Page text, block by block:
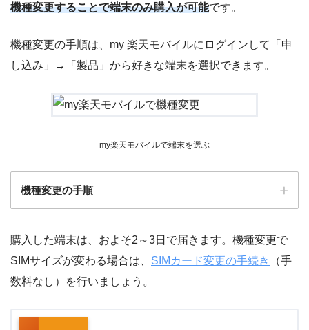
機種変更することで端末のみ購入が可能です。
機種変更の手順は、my 楽天モバイルにログインして「申
し込み」→「製品」から好きな端末を選択できます。
my楽天モバイルで端末を選ぶ
機種変更の手順
STEP.1
my 楽天モバイルにログイン
>my 楽天モバイルはこちら
で解説していきます
購入した端末は、およそ2～3日で届きます。機種変更で
SIMサイズが変わる場合は、 SIMカード変更の手続き
（手
数料なし）を行いましょう。